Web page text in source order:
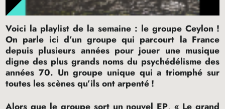
Voici la playlist de la semaine : le groupe Ceylon !
On parle ici d’un groupe qui parcourt la France
depuis plusieurs années pour jouer une musique
digne des plus grands noms du psychédélisme des
années 70. Un groupe unique qui a triomphé sur
toutes les scènes qu’ils ont arpenté!